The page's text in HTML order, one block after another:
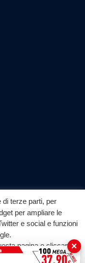
terze parti, per
per ampliare le
e social e funzioni
pagina o cliccando
all'uso dei cookie.
×